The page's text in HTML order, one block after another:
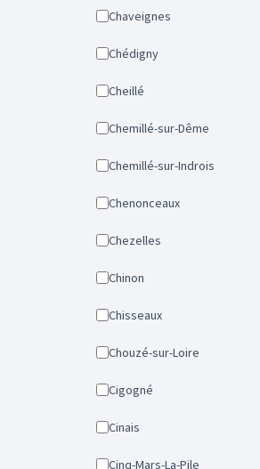
Chaveignes
Chédigny
Cheillé
Chemillé-sur-Dême
Chemillé-sur-Indrois
Chenonceaux
Chezelles
Chinon
Chisseaux
Chouzé-sur-Loire
Cigogné
Cinais
Cinq-Mars-La-Pile